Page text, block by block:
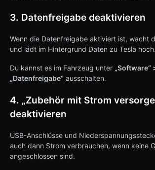
3. Datenfreigabe deaktivieren
Wenn die Datenfreigabe aktiviert ist, wacht
und lädt im Hintergrund Daten zu Tesla hoch.
Du kannst es im Fahrzeug unter „Software“
„Datenfreigabe“ ausschalten.
4. „Zubehör mit Strom
deaktivieren
USB-Anschlüsse und
auch dann Strom verbrauchen, wenn keine
angeschlossen sind.